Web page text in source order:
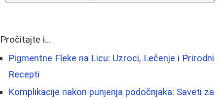
Pročitajte i...
Pigmentne Fleke na Licu: Uzroci, Lečenje i Prirodni
Recepti
Komplikacije nakon punjenja podočnjaka: Saveti za